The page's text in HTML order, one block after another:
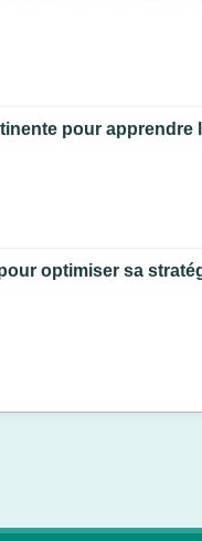
pour
optimiser sa